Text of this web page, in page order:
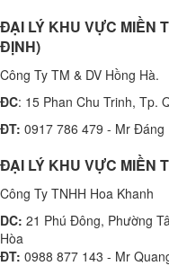
ĐẠI LÝ KHU VỰC MIỀN
ĐỊNH)
Công Ty TM & DV Hồng Hà.
ĐC: 15 Phan Chu Trinh, Tp.
ĐT: 0917 786 479 - Mr Đáng
ĐẠI LÝ KHU VỰC MIỀN
Công Ty TNHH Hoa Khanh
DC: 21 Phú Đông, Phường
Hòa
ĐT: 0988 877 143 - Mr